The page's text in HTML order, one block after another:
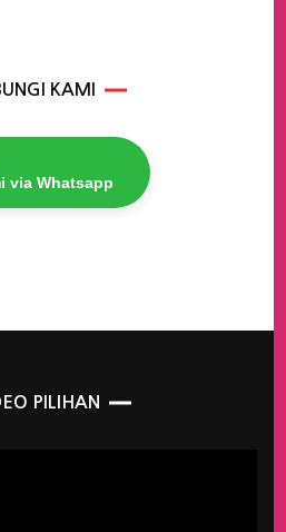
KAMI
via Whatsapp
PILIHAN